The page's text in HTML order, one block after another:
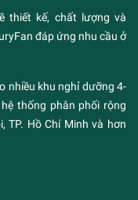
thiết kế, chất lượng và
đáp ứng nhu cầu ở
nhiều khu nghỉ dưỡng 4-
thống phân phối rộng
TP. Hồ Chí Minh và hơn